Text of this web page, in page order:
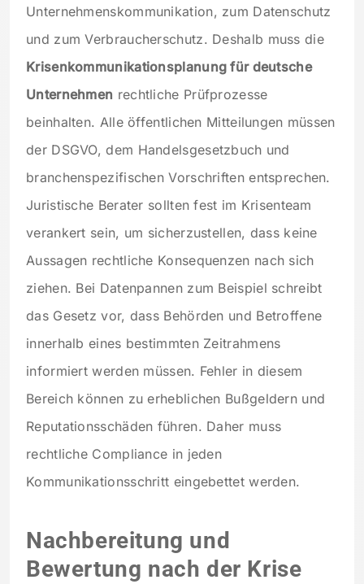
Unternehmenskommunikation, zum Datenschutz
und zum Verbraucherschutz. Deshalb muss die
Krisenkommunikationsplanung für deutsche
Unternehmen rechtliche Prüfprozesse
beinhalten. Alle öffentlichen Mitteilungen müssen
der DSGVO, dem Handelsgesetzbuch und
branchenspezifischen Vorschriften entsprechen.
Juristische Berater sollten fest im Krisenteam
verankert sein, um sicherzustellen, dass keine
Aussagen rechtliche Konsequenzen nach sich
ziehen. Bei Datenpannen zum Beispiel schreibt
das Gesetz vor, dass Behörden und Betroffene
innerhalb eines bestimmten Zeitrahmens
informiert werden müssen. Fehler in diesem
Bereich können zu erheblichen Bußgeldern und
Reputationsschäden führen. Daher muss
rechtliche Compliance in jeden
Kommunikationsschritt eingebettet werden.
Nachbereitung und
Bewertung nach der Krise